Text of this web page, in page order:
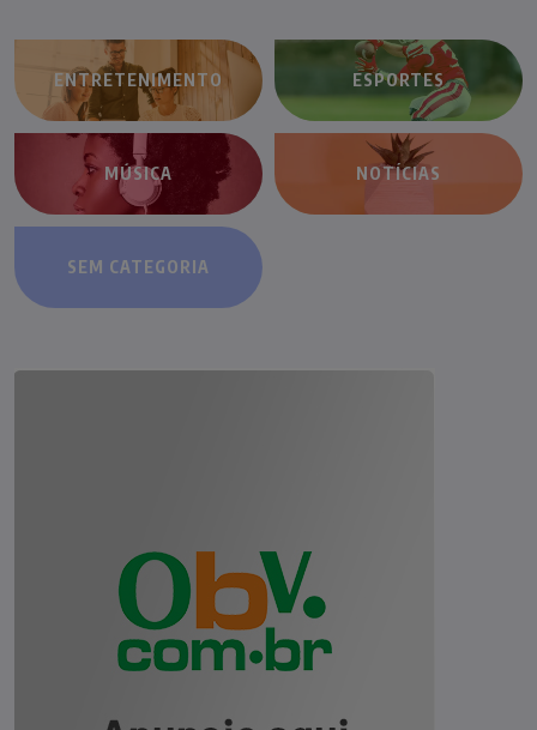
ENTRETENIMENTO ESPORTES
MÚSICA NOTÍCIAS
SEM CATEGORIA